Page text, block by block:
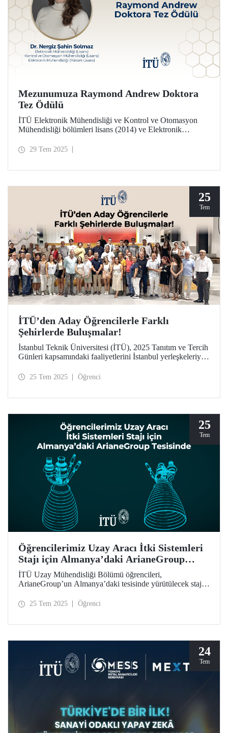
Mezunumuza Raymond Andrew Doktora
Tez Ödülü
İTÜ Elektronik Mühendisliği ve Kontrol ve Otomasyon
Mühendisliği bölümleri lisans (2014) ve Elektronik
Nergiz Şahin Solmaz, Raymond Andrew Doktora Tezi
29 Tem 2025
25
Tem
İTÜ’den Aday Öğrencilerle Farklı
Şehirlerde Buluşmalar!
İstanbul Teknik Üniversitesi (İTÜ), 2025 Tanıtım ve Tercih
Günleri kapsamındaki faaliyetlerini İstanbul yerleşkeleriyle
Mezun derneklerinin desteğiyle hayata geçen buluşmalar
25 Tem 2025 Öğrenci
25
Tem
Öğrencilerimiz Uzay Aracı İtki Sistemleri
Stajı için Almanya’daki ArianeGroup
Tesisinde
İTÜ Uzay Mühendisliği Bölümü öğrencileri,
ArianeGroup’un Almanya’daki tesisinde yürütülecek staj
25 Tem 2025 Öğrenci
24
Tem